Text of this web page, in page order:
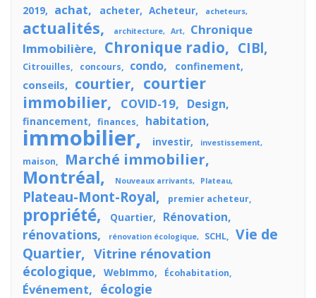
2019 achat acheter Acheteur acheteurs
actualités architecture Art
Chronique
Immobilière
Chronique radio CIBl
Citrouilles concours condo confinement
conseils courtier
courtier
immobilier
COVID-19 Design
financement finances habitation
immobilier investir investissement
maison Marché immobilier
Montréal Nouveaux arrivants Plateau
Plateau-Mont-Royal premier acheteur
propriété Quartier Rénovation
rénovations rénovation écologique SCHL
Vie de
Quartier
Vitrine rénovation
écologique
WebImmo Écohabitation
Événement écologie